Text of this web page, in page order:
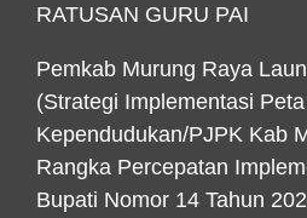
RATUSAN GURU PAI
Pemkab Murung Raya
(Strategi Implementasi
Kependudukan/PJPK Kab
Rangka Percepatan
Bupati Nomor 14 Tahun